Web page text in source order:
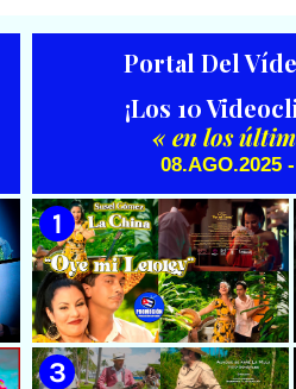
Portal Del
¡Los 10
« en los
08.AGO.2025